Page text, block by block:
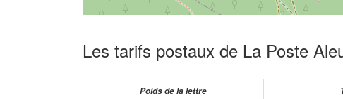
Les tarifs postaux de La Poste
Poids de la lettre